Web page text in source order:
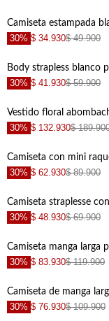
30% $ 34.930$ 49.900
Body strapless blanco
30% $ 41.930$ 59.900
30% $ 132.930$
30% $ 62.930$ 89.900
30% $ 48.930$ 69.900
Camiseta manga larga
30% $ 83.930$ 119.900
30% $ 76.930$ 109.900